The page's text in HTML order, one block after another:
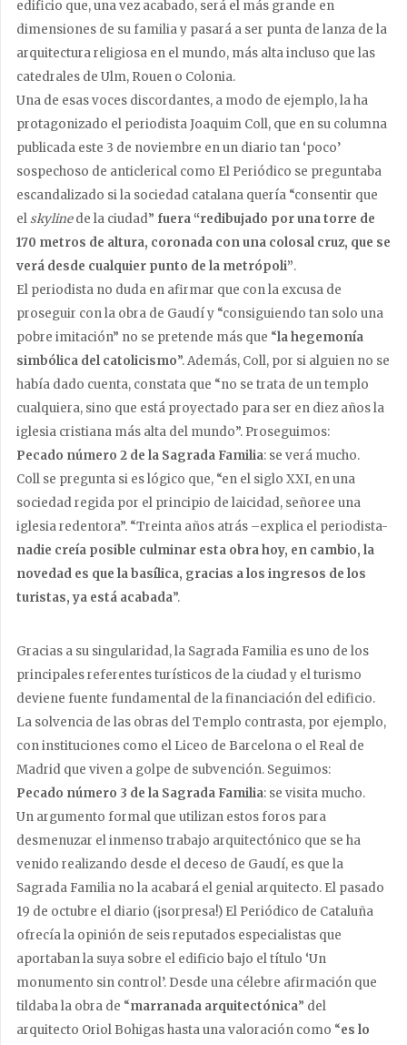
edificio que, una vez acabado, será el más grande en
dimensiones de su familia y pasará a ser punta de lanza de la
arquitectura religiosa en el mundo, más alta incluso que las
catedrales de Ulm, Rouen o Colonia.
Una de esas voces discordantes, a modo de ejemplo, la ha
protagonizado el periodista Joaquim Coll, que en su columna
publicada este 3 de noviembre en un diario tan ‘poco’
sospechoso de anticlerical como El Periódico se preguntaba
escandalizado si la sociedad catalana quería “consentir que
elskylinede la ciudad” fuera “redibujado por una torre de
170 metros de altura, coronada con una colosal cruz, que se
verá desde cualquier punto de la metrópoli”.
El periodista no duda en afirmar que con la excusa de
proseguir con la obra de Gaudí y “consiguiendo tan solo una
pobre imitación” no se pretende más que “la hegemonía
simbólica del catolicismo”. Además, Coll, por si alguien no se
había dado cuenta, constata que “no se trata de un templo
cualquiera, sino que está proyectado para ser en diez años la
iglesia cristiana más alta del mundo”. Proseguimos:
Pecado número 2 de la Sagrada Familia: se verá mucho.
Coll se pregunta si es lógico que, “en el siglo XXI, en una
sociedad regida por el principio de laicidad, señoree una
iglesia redentora”. “Treinta años atrás –explica el periodista-
nadie creía posible culminar esta obra hoy, en cambio, la
novedad es que la basílica, gracias a los ingresos de los
turistas, ya está acabada”.
Gracias a su singularidad, la Sagrada Familia es uno de los
principales referentes turísticos de la ciudad y el turismo
deviene fuente fundamental de la financiación del edificio.
La solvencia de las obras del Templo contrasta, por ejemplo,
con instituciones como el Liceo de Barcelona o el Real de
Madrid que viven a golpe de subvención. Seguimos:
Pecado número 3 de la Sagrada Familia: se visita mucho.
Un argumento formal que utilizan estos foros para
desmenuzar el inmenso trabajo arquitectónico que se ha
venido realizando desde el deceso de Gaudí, es que la
Sagrada Familia no la acabará el genial arquitecto. El pasado
19 de octubre el diario (¡sorpresa!) El Periódico de Cataluña
ofrecía la opinión de seis reputados especialistas que
aportaban la suya sobre el edificio bajo el título ‘Un
monumento sin control’. Desde una célebre afirmación que
tildaba la obra de “marranada arquitectónica” del
arquitecto Oriol Bohigas hasta una valoración como “es lo